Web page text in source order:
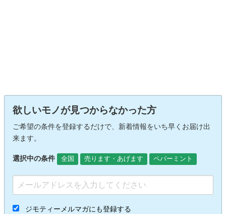
欲しいモノが見つからなかった方
ご希望の条件を登録するだけで、新着情報をいち早くお届け出
来ます。
選択中の条件 全国 売ります・あげます ペパーミント
ジモティーメルマガにも登録する